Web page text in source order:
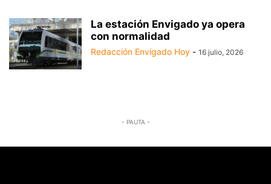
La estación Envigado ya opera
con normalidad
Redacción Envigado Hoy - 16 julio, 2026
- PAUTA -